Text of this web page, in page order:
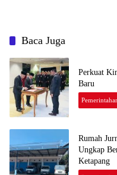
Baca Juga
Perkuat
Baru
Rumah
Ungkap
Ketapang